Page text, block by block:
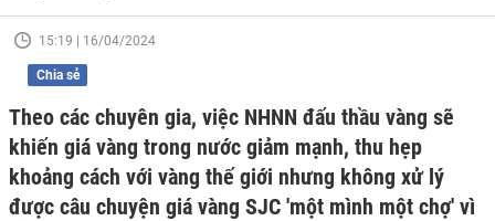
15:19 | 16/04/2024
Chia sẻ
Theo các chuyên gia, việc NHNN đấu thầu vàng sẽ
khiến giá vàng trong nước giảm mạnh, thu hẹp
khoảng cách với vàng thế giới nhưng không xử lý
được câu chuyện giá vàng SJC 'một mình một chợ' vì